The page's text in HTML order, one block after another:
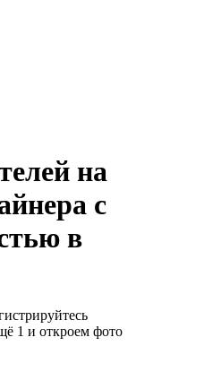
на
с
в
1 и откроем фото